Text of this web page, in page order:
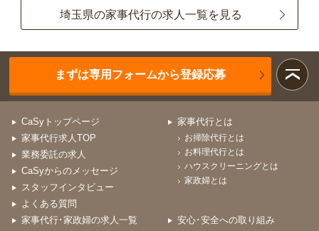
埼玉県の家事代行の求人一覧を見る
まずは専用フォームから登録応募
CaSyトップページ
家事代行求人TOP
業務委託の求人
CaSyからのメッセージ
スタッフインタビュー
よくある質問
家事代行とは
お掃除代行とは
お料理代行とは
ハウスクリーニングとは
家政婦とは
家事代行･家政婦の求人一覧 安心･安全への取り組み